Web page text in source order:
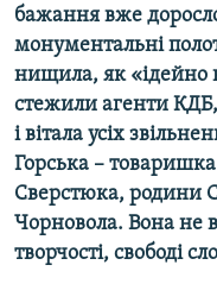
бажання вже
монументальні
нищила, як «ідейно
стежили агенти
і вітала усіх
Горська – товаришка
Сверстюка, родини
Чорновола. Вона не
творчості, свободі